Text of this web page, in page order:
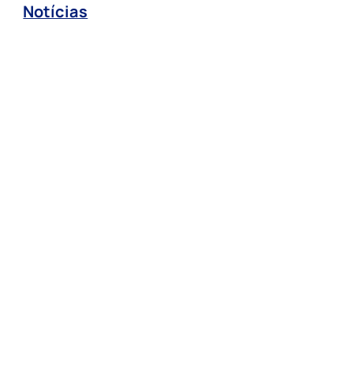
Notícias